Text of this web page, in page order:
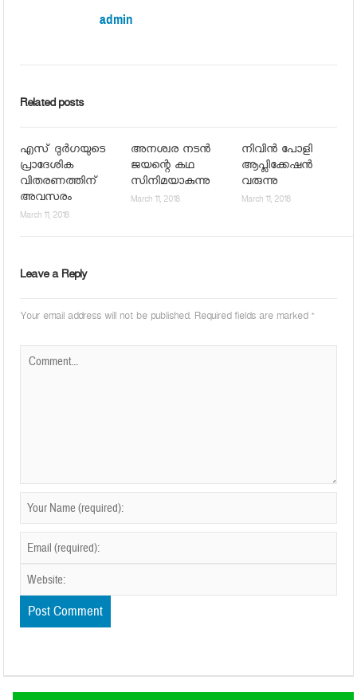
admin
Related posts
എസ് ദുര്‍ഗയുടെ
പ്രാദേശിക
വിതരണത്തിന്
അവസരം
March 11, 2018
അനശ്വര നടന്‍
ജയന്റെ കഥ
സിനിമയാകുന്നു
March 11, 2018
നിവിന്‍ പോളി
ആപ്ലിക്കേഷന്‍
വരുന്നു
March 11, 2018
Leave a Reply
Your email address will not be published. Required fields are marked *